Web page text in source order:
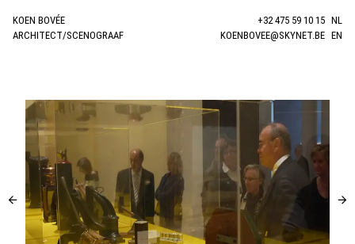
KOEN BOVÉE
ARCHITECT/SCENOGRAAF
+32 475 59 10 15
KOENBOVEE@SKYNET.BE
NL
EN